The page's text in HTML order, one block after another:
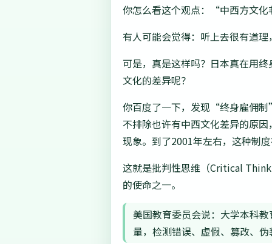
你怎么看这个观点：“中西方文
有人可能会觉得：听上去很有道
可是，真是这样吗？日本真在用
文化的差异呢？
你百度了一下，发现“终身雇佣
不排除也许有中西文化差异的原
现象。到了2001年左右，这种制
这就是批判性思维（Critical
的使命之一。
美国教育委员会说：大学本科
量，检测错误、虚假、篡改、